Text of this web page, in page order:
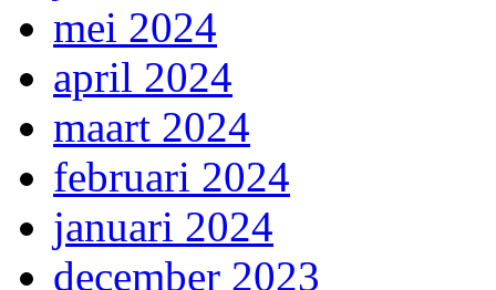
mei 2024
april 2024
maart 2024
februari 2024
januari 2024
december 2023